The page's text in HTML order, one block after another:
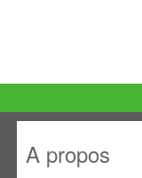
A propos